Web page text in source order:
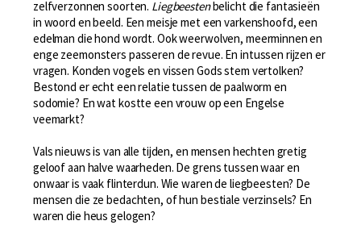
zelfverzonnen soorten. Liegbeestenbelicht die fantasieën
in woord en beeld. Een meisje met een varkenshoofd, een
edelman die hond wordt. Ook weerwolven, meerminnen en
enge zeemonsters passeren de revue. En intussen rijzen er
vragen. Konden vogels en vissen Gods stem vertolken?
Bestond er echt een relatie tussen de paalworm en
sodomie? En wat kostte een vrouw op een Engelse
veemarkt?
Vals nieuws is van alle tijden, en mensen hechten gretig
geloof aan halve waarheden. De grens tussen waar en
onwaar is vaak flinterdun. Wie waren de liegbeesten? De
mensen die ze bedachten, of hun bestiale verzinsels? En
waren die heus gelogen?